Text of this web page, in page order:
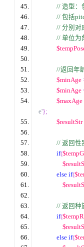
// 造型：
// 包括
// 分别对
// 单位为
//返回年
$minAge
$minAge
$maxAge
e'};
$resultStr
// 返回性
if(
else if(
// 返回种
if(
else if(